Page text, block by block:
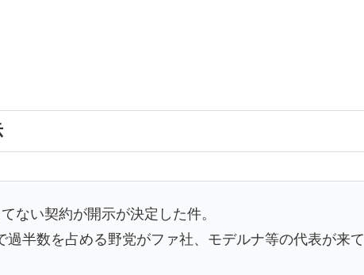
ない契約が開示が決定した件。
半数を占める野党がファ社、モデルナ等の代表が来て